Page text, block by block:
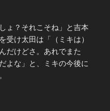
ょ？それこそね」と吉本
受け太田は「（ミキは）
だけどさ。あれでまた
よな」と、ミキの今後に